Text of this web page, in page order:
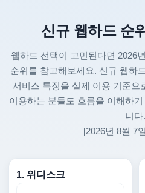
신규 웹하드 순
웹하드 선택이 고민된다면 2026
순위를 참고해보세요. 신규 웹하
서비스 특징을 실제 이용 기준으
이용하는 분들도 흐름을 이해하
니다.
[2026년 8월 7
1. 위디스크